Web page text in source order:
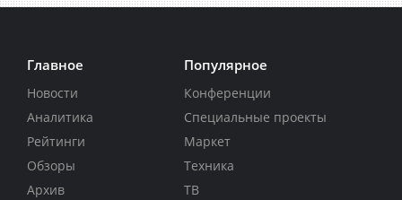
Главное
Новости
Аналитика
Рейтинги
Обзоры
Архив
Популярное
Конференции
Специальные проекты
Маркет
Техника
ТВ